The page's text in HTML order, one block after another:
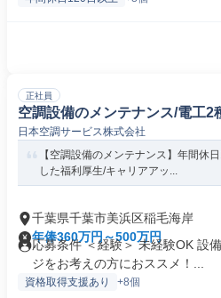
正社員
空調設備のメンテナンス/電工2
日本空調サービス株式会社
【空調設備のメンテナンス】年間休
した福利厚生/キャリアアッ...
千葉県千葉市美浜区稲毛海岸
年俸360万円～500万円
応募条件 ＜経験＞ 未経験OK 設
ジをお考えの方におススメ！...
資格取得支援あり +8個